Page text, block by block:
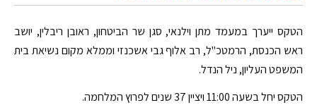
הטקס ייערך במעמד מתן וילנאי, סגן שר הביטחון, ראובן ריבלין, יושב
ראש הכנסת, הרמטכ"ל, רב אלוף גבי אשכנזי וממלא מקום נשיאת בית
המשפט העליון, ניל הנדל.
הטקס יחל בשעה 11:00 ויציין 37 שנים לפרוץ המלחמה.